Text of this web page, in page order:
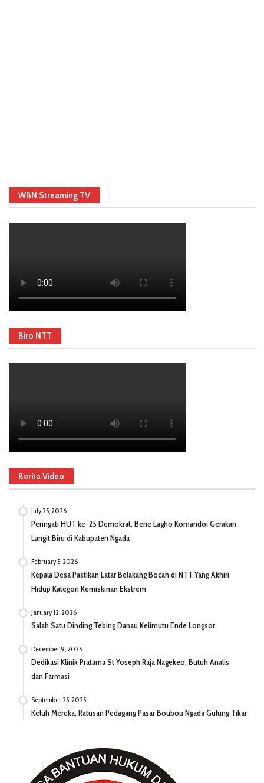
WBN Streaming TV
Biro NTT
Berita Video
July 25, 2026
Peringati HUT ke-25 Demokrat, Bene Lagho Komandoi Gerakan
Langit Biru di Kabupaten Ngada
February 5, 2026
Kepala Desa Pastikan Latar Belakang Bocah di NTT Yang Akhiri
Hidup Kategori Kemiskinan Ekstrem
January 12, 2026
Salah Satu Dinding Tebing Danau Kelimutu Ende Longsor
December 9, 2025
Dedikasi Klinik Pratama St Yoseph Raja Nagekeo, Butuh Analis
dan Farmasi
September 25, 2025
Keluh Mereka, Ratusan Pedagang Pasar Boubou Ngada Gulung Tikar